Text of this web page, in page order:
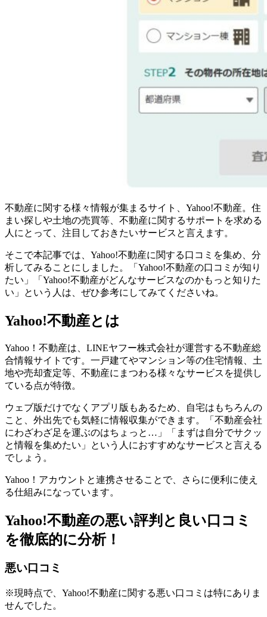
不動産に関する様々情報が集まるサイト、Yahoo!不動産。住
まい探しや土地の売買等、不動産に関するサポートを求める
人にとって、注目しておきたいサービスと言えます。
そこで本記事では、Yahoo!不動産に関する口コミを集め、分
析してみることにしました。「Yahoo!不動産の口コミが知り
たい」「Yahoo!不動産がどんなサービスなのかもっと知りた
い」という人は、ぜひ参考にしてみてくださいね。
Yahoo!不動産とは
Yahoo！不動産は、LINEヤフー株式会社が運営する不動産総
合情報サイトです。一戸建てやマンション等の住宅情報、土
地や売却査定等、不動産にまつわる様々なサービスを提供し
ている点が特徴。
ウェブ版だけでなくアプリ版もあるため、自宅はもちろんの
こと、外出先でも気軽に情報収集ができます。「不動産会社
にわざわざ足を運ぶのはちょっと…」「まずは自分でサクッ
と情報を集めたい」という人におすすめなサービスと言える
でしょう。
Yahoo！アカウントと連携させることで、さらに便利に使え
る仕組みになっています。
Yahoo!不動産の悪い評判と良い口コミ
を徹底的に分析！
悪い口コミ
※現時点で、Yahoo!不動産に関する悪い口コミは特にありま
せんでした。